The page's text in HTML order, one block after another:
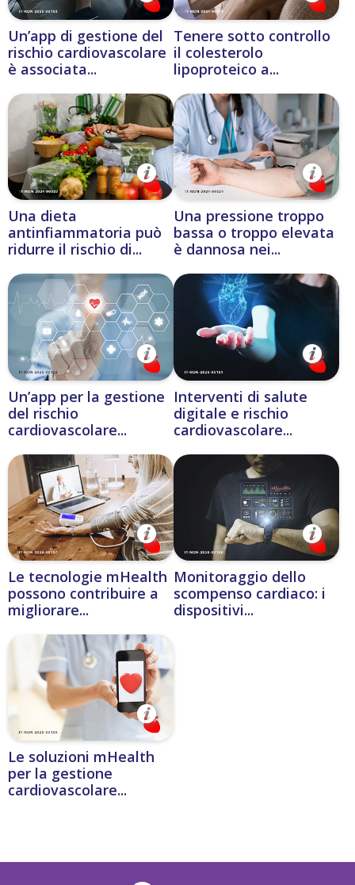
Un’app di gestione del
rischio cardiovascolare
è associata...
Tenere sotto controllo
il colesterolo
lipoproteico a...
Una dieta
antinfiammatoria può
ridurre il rischio di...
Una pressione troppo
bassa o troppo elevata
è dannosa nei...
Un’app per la gestione
del rischio
cardiovascolare...
Interventi di salute
digitale e rischio
cardiovascolare...
Le tecnologie mHealth
possono contribuire a
migliorare...
Monitoraggio dello
scompenso cardiaco: i
dispositivi...
Le soluzioni mHealth
per la gestione
cardiovascolare...